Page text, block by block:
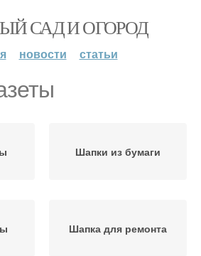
САД И ОГОРОД
новости статьи
Шапки из бумаги
Шапка для ремонта